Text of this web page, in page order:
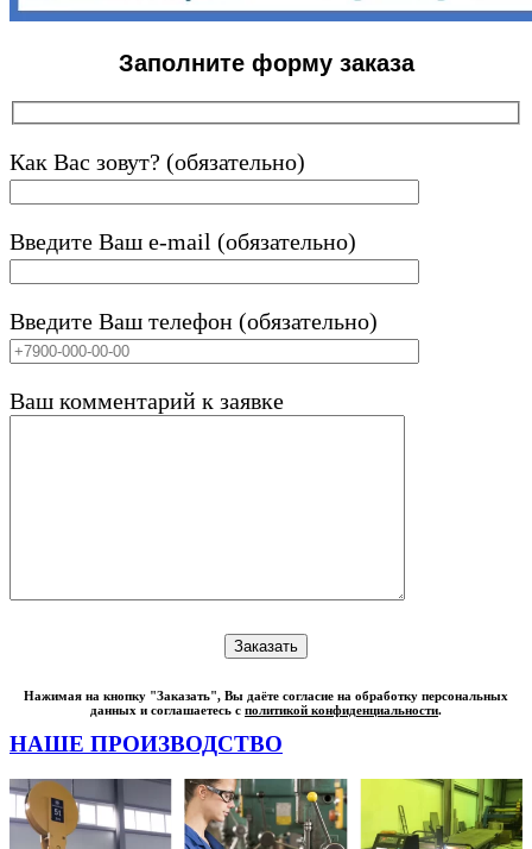
Заполните форму заказа
Как Вас зовут? (обязательно)
Введите Ваш e-mail (обязательно)
Введите Ваш телефон (обязательно)
Ваш комментарий к заявке
Нажимая на кнопку "Заказать", Вы даёте согласие на обработку персональных
данных и соглашаетесь с политикой конфиденциальности.
НАШЕ ПРОИЗВОДСТВО